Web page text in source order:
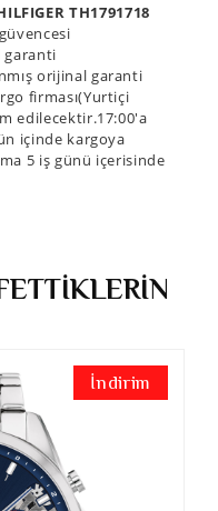
TH1791718
garanti
orijinal garanti
firması(Yurtiçi
edilecektir.17:00'a
içinde kargoya
5 iş günü içerisinde
İndirim